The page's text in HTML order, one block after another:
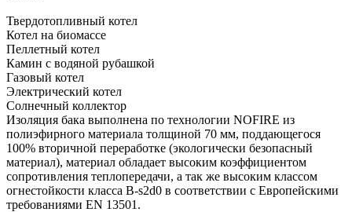
Твердотопливный котел
Котел на биомассе
Пеллетный котел
Камин с водяной рубашкой
Газовый котел
Электрический котел
Солнечный коллектор
Изоляция бака выполнена по технологии NOFIRE из
полиэфирного материала толщиной 70 мм, поддающегося
100% вторичной переработке (экологически безопасный
материал), материал обладает высоким коэффициентом
сопротивления теплопередачи, а так же высоким классом
огнестойкости класса B-s2d0 в соответствии с Европейскими
требованиями EN 13501.